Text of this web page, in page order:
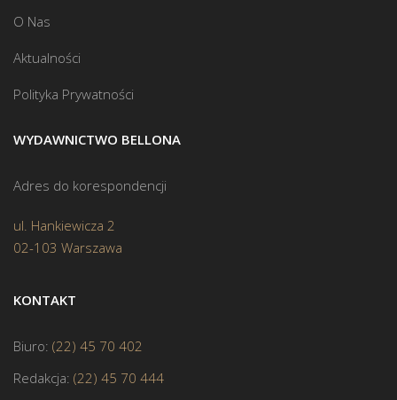
O Nas
Aktualności
Polityka Prywatności
WYDAWNICTWO BELLONA
Adres do korespondencji
ul. Hankiewicza 2
02-103 Warszawa
KONTAKT
Biuro: (22) 45 70 402
Redakcja: (22) 45 70 444